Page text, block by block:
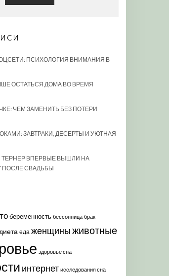
ПСИХОЛОГИЯ ВНИМАНИЯ В
ОСТАТЬСЯ ДОМА ВО ВРЕМЯ
ЧЕМ ЗАМЕНИТЬ БЕЗ ПОТЕРИ
ЗАВТРАКИ, ДЕСЕРТЫ И УЮТНАЯ
ТЕРНЕР ВПЕРВЫЕ ВЫШЛИ НА
ПОСЛЕ СВАДЬБЫ
беременность бессонница брак
диета еда женщиныживотные
здоровье сна
интернет исследования сна